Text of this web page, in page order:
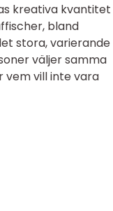
kreativa kvantitet
bland
stora, varierande
väljer samma
vem vill inte vara